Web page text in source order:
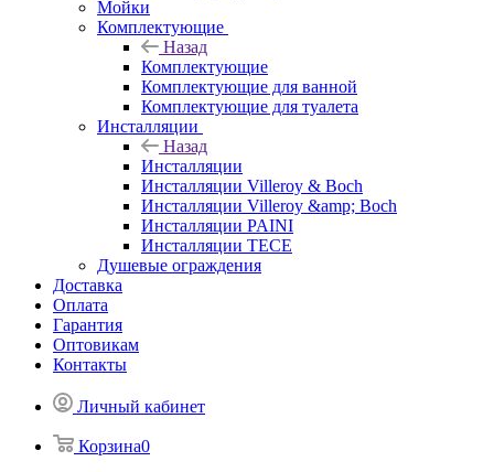
Мойки
Комплектующие
Назад
Комплектующие
Комплектующие для ванной
Комплектующие для туалета
Инсталляции
Назад
Инсталляции
Инсталляции Villeroy & Boch
Инсталляции Villeroy &amp; Boch
Инсталляции PAINI
Инсталляции TECE
Душевые ограждения
Доставка
Оплата
Гарантия
Оптовикам
Контакты
Личный кабинет
Корзина0